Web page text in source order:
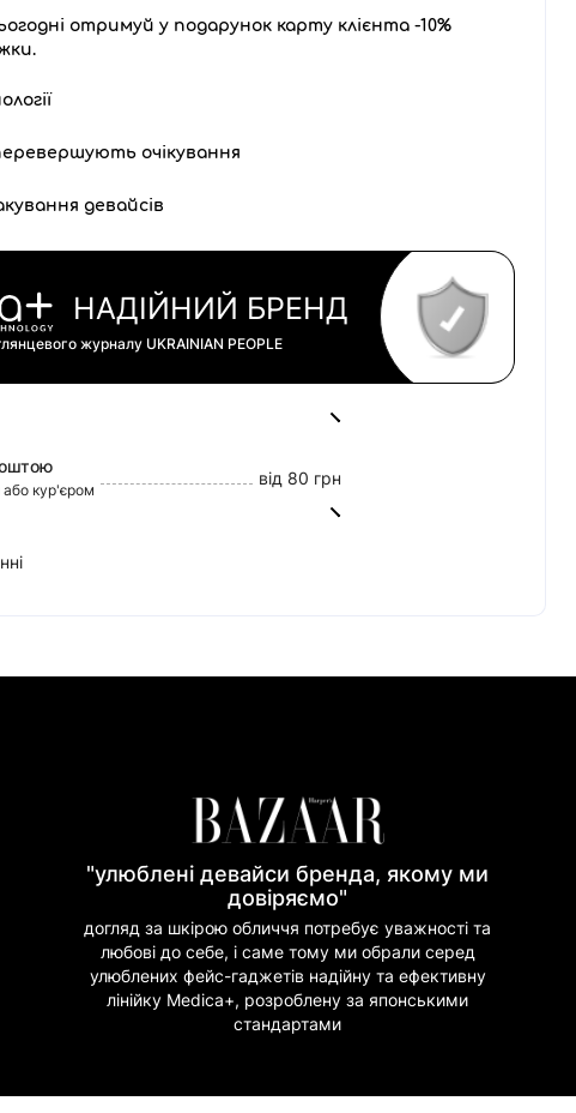
отримуй у подарунок карту клієнта -10%
очікування
девайсів
НАДІЙНИЙ БРЕНД
журналу UKRAINIAN PEOPLE
або кур'єром
від 80 грн
(Приват Банк)
(Моно Банк)
"улюблені девайси бренда, якому ми
довіряємо"
догляд за шкірою обличчя потребує уважності та
любові до себе, і саме тому ми обрали серед
улюблених фейс-гаджетів надійну та ефективну
лінійку Medica+, розроблену за японськими
стандартами